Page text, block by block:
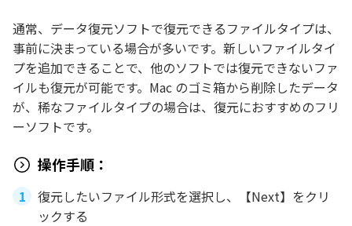
通常、データ復元ソフトで復元できるファイルタイプは、
事前に決まっている場合が多いです。新しいファイルタイ
プを追加できることで、他のソフトでは復元できないファ
イルも復元が可能です。Mac のゴミ箱から削除したデータ
が、稀なファイルタイプの場合は、復元におすすめのフリ
ーソフトです。
操作手順：
復元したいファイル形式を選択し、【Next】をクリ
ックする